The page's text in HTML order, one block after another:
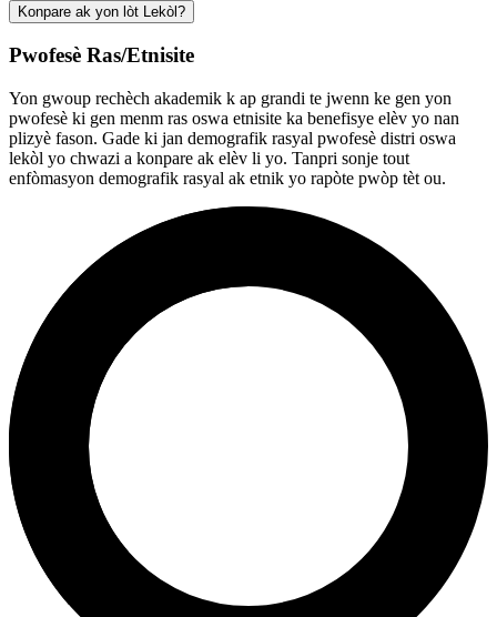
Konpare ak yon lòt Lekòl?
Pwofesè Ras/Etnisite
Yon gwoup rechèch akademik k ap grandi te jwenn ke gen yon
pwofesè ki gen menm ras oswa etnisite ka benefisye elèv yo nan
plizyè fason. Gade ki jan demografik rasyal pwofesè distri oswa
lekòl yo chwazi a konpare ak elèv li yo. Tanpri sonje tout
enfòmasyon demografik rasyal ak etnik yo rapòte pwòp tèt ou.